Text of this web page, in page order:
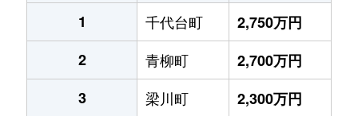
1
千代台町
2,750万円
2
青柳町
2,700万円
3
梁川町
2,300万円